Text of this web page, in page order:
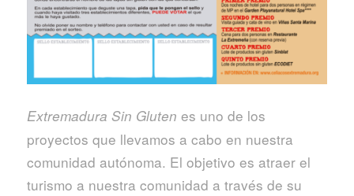
Extremadura Sin Gluten es uno de los
proyectos que llevamos a cabo en nuestra
comunidad autónoma. El objetivo es atraer el
turismo a nuestra comunidad a través de su